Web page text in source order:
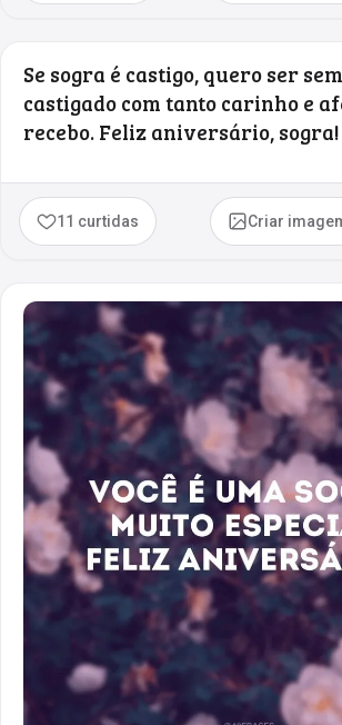
Se sogra é castigo, quero ser
castigado com tanto carinho e
recebo. Feliz aniversário, sogra!
11 curtidas Criar